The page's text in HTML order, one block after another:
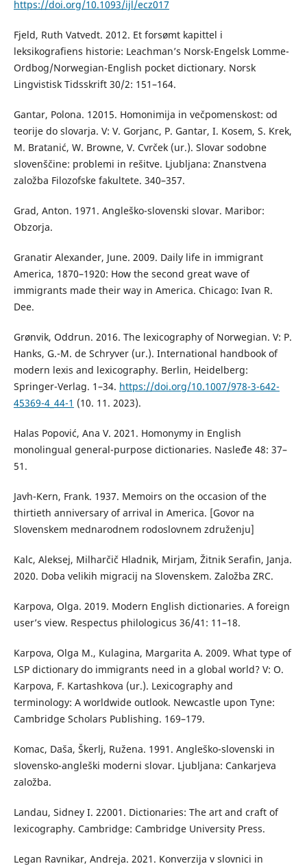
https://doi.org/10.1093/ijl/ecz017
Fjeld, Ruth Vatvedt. 2012. Et forsømt kapittel i
leksikografiens historie: Leachman’s Norsk-Engelsk Lomme-
Ordbog/Norwegian-English pocket dictionary. Norsk
Lingvistisk Tidsskrift 30/2: 151–164.
Gantar, Polona. 12015. Homonimija in večpomenskost: od
teorije do slovarja. V: V. Gorjanc, P. Gantar, I. Kosem, S. Krek,
M. Bratanić, W. Browne, V. Cvrček (ur.). Slovar sodobne
slovenščine: problemi in rešitve. Ljubljana: Znanstvena
založba Filozofske fakultete. 340–357.
Grad, Anton. 1971. Angleško-slovenski slovar. Maribor:
Obzorja.
Granatir Alexander, June. 2009. Daily life in immigrant
America, 1870–1920: How the second great wave of
immigrants made their way in America. Chicago: Ivan R.
Dee.
Grønvik, Oddrun. 2016. The lexicography of Norwegian. V: P.
Hanks, G.-M. de Schryver (ur.). International handbook of
modern lexis and lexicography. Berlin, Heidelberg:
Springer-Verlag. 1–34. https://doi.org/10.1007/978-3-642-
45369-4_44-1 (10. 11. 2023).
Halas Popović, Ana V. 2021. Homonymy in English
monolingual general-purpose dictionaries. Nasleđe 48: 37–
51.
Javh-Kern, Frank. 1937. Memoirs on the occasion of the
thirtieth anniversary of arrival in America. [Govor na
Slovenskem mednarodnem rodoslovnem združenju]
Kalc, Aleksej, Milharčič Hladnik, Mirjam, Žitnik Serafin, Janja.
2020. Doba velikih migracij na Slovenskem. Založba ZRC.
Karpova, Olga. 2019. Modern English dictionaries. A foreign
user’s view. Respectus philologicus 36/41: 11–18.
Karpova, Olga M., Kulagina, Margarita A. 2009. What type of
LSP dictionary do immigrants need in a global world? V: O.
Karpova, F. Kartashkova (ur.). Lexicography and
terminology: A worldwide outlook. Newcastle upon Tyne:
Cambridge Scholars Publishing. 169–179.
Komac, Daša, Škerlj, Ružena. 1991. Angleško-slovenski in
slovensko-angleški moderni slovar. Ljubljana: Cankarjeva
založba.
Landau, Sidney I. 22001. Dictionaries: The art and craft of
lexicography. Cambridge: Cambridge University Press.
Legan Ravnikar, Andreja. 2021. Konverzija v slovnici in